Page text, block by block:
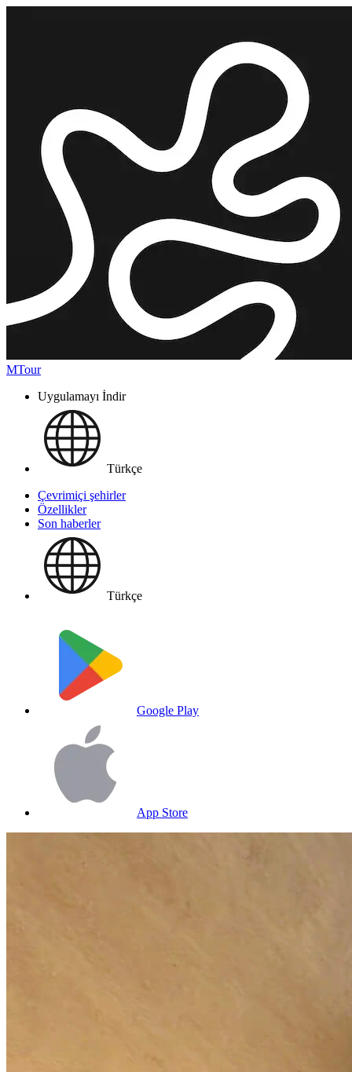
MTour
Uygulamayı İndir
Türkçe
Çevrimiçi şehirler
Özellikler
Son haberler
Türkçe
Google Play
App Store